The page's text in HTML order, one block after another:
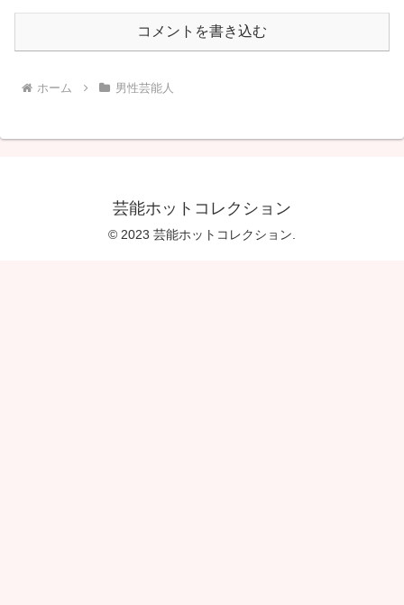
コメントを書き込む
ホーム 男性芸能人
芸能ホットコレクション
© 2023 芸能ホットコレクション.